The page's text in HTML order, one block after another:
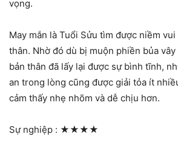
vọng.
May mắn là Tuổi Sửu tìm được niềm
thân. Nhờ đó dù bị muộn phiền bủa
bản thân đã lấy lại được sự bình tĩnh,
an trong lòng cũng được giải tỏa ít
cảm thấy nhẹ nhõm và dễ chịu hơn.
Sự nghiệp : ★★★★